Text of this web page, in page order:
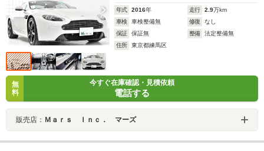
年式 2016年 走行 2.9万km
車検
車検整備無 修復
なし
保証
保証無 整備
法定整備無
住所
東京都練馬区
無
料
今すぐ在庫確認・見積依頼
電話する
販売店： Ｍａｒｓ Ｉｎｃ． マーズ